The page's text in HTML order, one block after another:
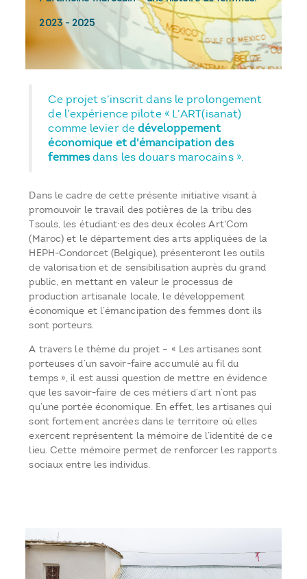
2023-2025
Ce projet s’inscrit dans le prolongement
de l’expérience pilote « L’ART(isanat)
comme levier dedéveloppement
économique et d'émancipation des
femmes dans les douars marocains ».
Dans le cadre de cette présente initiative visant à
promouvoir le travail des potières de la tribu des
Tsouls, les étudiant·es des deux écoles Art'Com
(Maroc) et le département des arts appliquées de la
HEPH-Condorcet (Belgique), présenteront les outils
de valorisation et de sensibilisation auprès du grand
public, en mettant en valeur le processus de
production artisanale locale, le développement
économique et l’émancipation des femmes dont ils
sont porteurs.
A travers le thème du projet – « Les artisanes sont
porteuses d’un savoir-faire accumulé au fil du
temps », il est aussi question de mettre en évidence
que les savoir-faire de ces métiers d’art n’ont pas
qu’une portée économique. En effet, les artisanes qui
sont fortement ancrées dans le territoire où elles
exercent représentent la mémoire de l’identité de ce
lieu. Cette mémoire permet de renforcer les rapports
sociaux entre les individus.